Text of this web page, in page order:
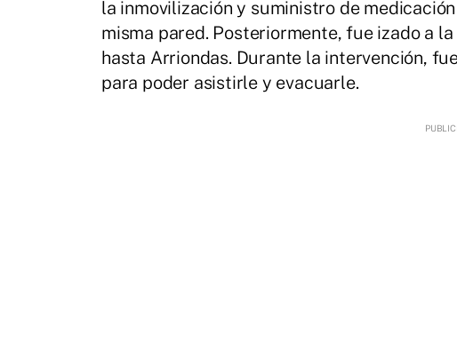
la inmovilización y suministro de
misma pared. Posteriormente, fue izado a
hasta Arriondas. Durante la intervención,
para poder asistirle y evacuarle.